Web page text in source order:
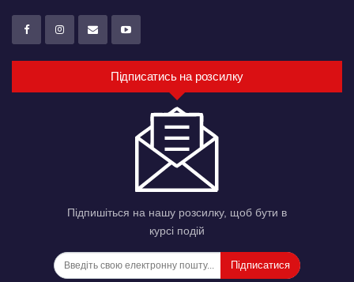
Підписатись на розсилку
Підпишіться на нашу розсилку, щоб бути в
курсі подій
Підписатися